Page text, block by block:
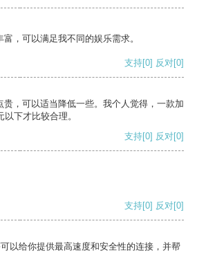
，可以满足我不同的娱乐需求。
支持[0] 反对[0]
贵，可以适当降低一些。我个人觉得，一款加
下才比较合理。
支持[0] 反对[0]
支持[0] 反对[0]
以给你提供最高速度和安全性的连接，并帮